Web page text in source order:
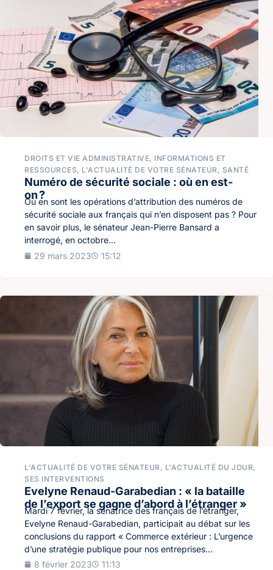
DROITS ET VIE ADMINISTRATIVE, INFORMATIONS ET
RESSOURCES, L'ACTUALITÉ DE VOTRE SÉNATEUR , SANTÉ
Numéro de sécurité sociale : où en est-
on ?
Où en sont les opérations d’attribution des numéros de
sécurité sociale aux français qui n’en disposent pas ? Pour
en savoir plus, le sénateur Jean-Pierre Bansard a
interrogé, en octobre...
29 mars 2023
15:12
L'ACTUALITÉ DE VOTRE SÉNATEUR , L'ACTUALITÉ DU JOUR,
SES INTERVENTIONS
Evelyne Renaud-Garabedian : « la bataille
de l’export se gagne d’abord à l’étranger »
Mardi 7 février, la sénatrice des français de l’étranger,
Evelyne Renaud-Garabedian, participait au débat sur les
conclusions du rapport « Commerce extérieur : L’urgence
d’une stratégie publique pour nos entreprises...
8 février 2023
11:13